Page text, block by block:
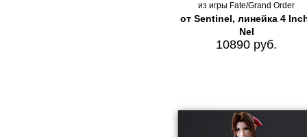
из игры Fate/Grand Order
от Sentinel, линейка 4
Nel
10890 руб.